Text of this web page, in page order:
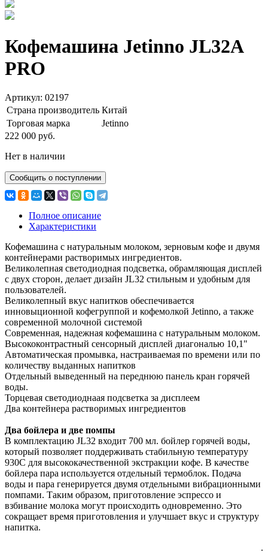
Кофемашина Jetinno JL32A
PRO
Артикул: 02197
Страна производитель Китай
Торговая марка
Jetinno
222 000 руб.
Нет в наличии
Сообщить о поступлении
Полное описание
Характеристики
Кофемашина с натуральным молоком, зерновым кофе и двумя
контейнерами растворимых ингредиентов.
Великолепная светодиодная подсветка, обрамляющая дисплей
с двух сторон, делает дизайн JL32 стильным и удобным для
пользователей.
Великолепный вкус напитков обеспечивается
инновыционной кофегруппой и кофемолкой Jetinno, а также
современной молочной системой
Современная, надежная кофемашина с натуральным молоком.
Высококонтрастный сенсорный дисплей диагональю 10,1"
Автоматическая промывка, настраиваемая по времени или по
количеству выданных напитков
Отдельный выведенный на переднюю панель кран горячей
воды.
Торцевая светодиоднаая подсветка за дисплеем
Два контейнера растворимых ингредиентов
Два бойлера и две помпы
В комплектацию JL32 входит 700 мл. бойлер горячей воды,
который позволяет поддерживать стабильную температуру
930С для высококачественной экстракции кофе. В качестве
бойлера пара используется отдельный термоблок. Подача
воды и пара генерируется двумя отдельными вибрационными
помпами. Таким образом, приготовление эспрессо и
взбивание молока могут происходить одновременно. Это
сокращает время приготовления и улучшает вкус и структуру
напитка.
.